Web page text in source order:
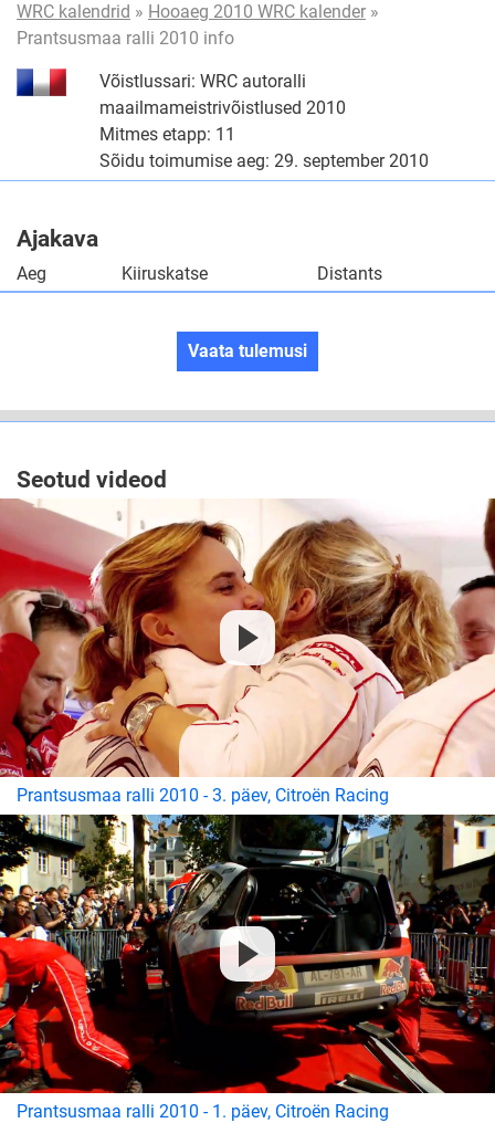
WRC kalendrid » Hooaeg 2010 WRC kalender »
Prantsusmaa ralli 2010 info
Võistlussari: WRC autoralli
maailmameistrivõistlused 2010
Mitmes etapp: 11
Sõidu toimumise aeg: 29. september 2010
Ajakava
Aeg Kiiruskatse Distants
Vaata tulemusi
Seotud videod
Prantsusmaa ralli 2010 - 3. päev, Citroën Racing
Prantsusmaa ralli 2010 - 1. päev, Citroën Racing